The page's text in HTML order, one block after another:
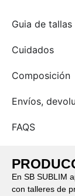
Guia de tallas
Cuidados
Composición
Envíos,
FAQS
En SB SUBLIM
con talleres de